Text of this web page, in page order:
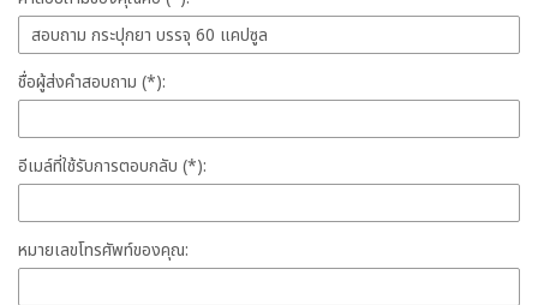
ชื่อผู้ส่งคำสอบถาม (*):
อีเมล์ที่ใช้รับการตอบกลับ (*):
หมายเลขโทรศัพท์ของคุณ: